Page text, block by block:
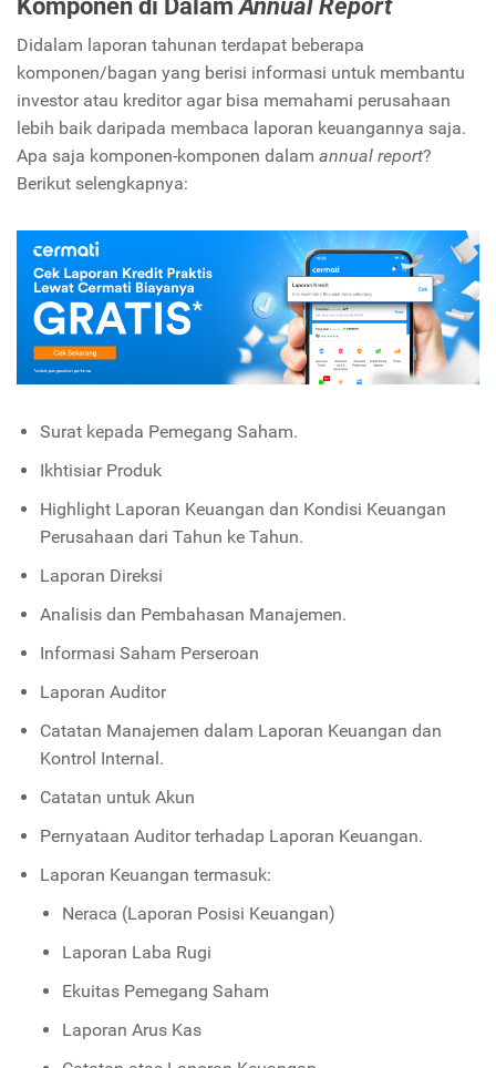
Didalam laporan tahunan terdapat beberapa
komponen/bagan yang berisi informasi untuk membantu
investor atau kreditor agar bisa memahami perusahaan
lebih baik daripada membaca laporan keuangannya saja.
Apa saja komponen-komponen dalam annual report?
Berikut selengkapnya:
Surat kepada Pemegang Saham.
Ikhtisiar Produk
Highlight Laporan Keuangan dan Kondisi Keuangan
Perusahaan dari Tahun ke Tahun.
Laporan Direksi
Analisis dan Pembahasan Manajemen.
Informasi Saham Perseroan
Laporan Auditor
Catatan Manajemen dalam Laporan Keuangan dan
Kontrol Internal.
Catatan untuk Akun
Pernyataan Auditor terhadap Laporan Keuangan.
Laporan Keuangan termasuk:
Neraca (Laporan Posisi Keuangan)
Laporan Laba Rugi
Ekuitas Pemegang Saham
Laporan Arus Kas